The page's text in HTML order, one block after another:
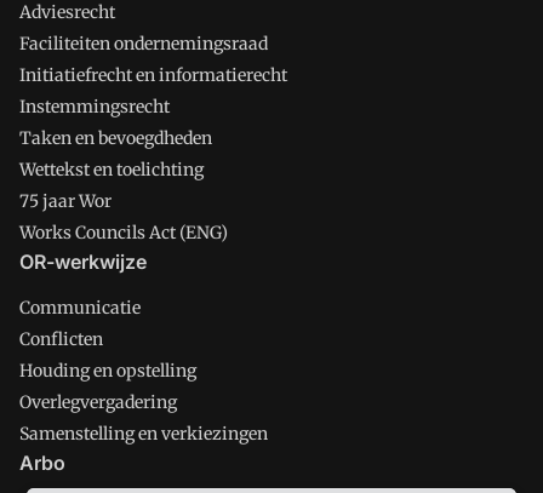
Adviesrecht
Faciliteiten ondernemingsraad
Initiatiefrecht en informatierecht
Instemmingsrecht
Taken en bevoegdheden
Wettekst en toelichting
75 jaar Wor
Works Councils Act (ENG)
OR-werkwijze
Communicatie
Conflicten
Houding en opstelling
Overlegvergadering
Samenstelling en verkiezingen
Arbo